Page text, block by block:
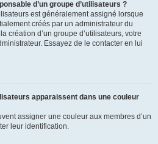
d’un groupe d’utilisateurs ?
est généralement assigné lorsque
créés par un administrateur du
création d’un groupe d’utilisateurs, votre
Essayez de le contacter en lui
apparaissent dans une couleur
assigner une couleur aux membres d’un
leur identification.